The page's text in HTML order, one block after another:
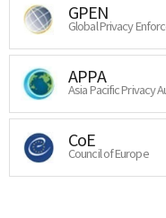
GPEN
Global Privacy
APPA
Asia Pacific Privacy
CoE
Council of Europe